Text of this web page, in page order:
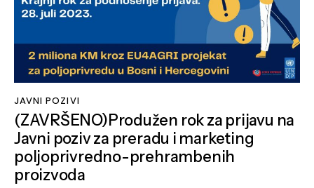
JAVNI POZIVI
(ZAVRŠENO)Produžen rok za prijavu na
Javni poziv za preradu i marketing
poljoprivredno-prehrambenih
proizvoda